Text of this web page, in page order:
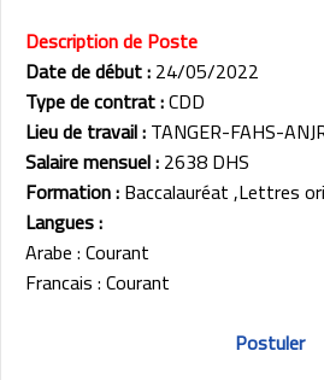
Description de Poste
Date de début :24/05/2022
Type de contrat :CDD
Lieu de travail :TANGER-FAHS-
Salaire mensuel :2638 DHS
Formation :Baccalauréat ,Lettres
Langues :
Arabe : Courant
Francais : Courant
Postuler